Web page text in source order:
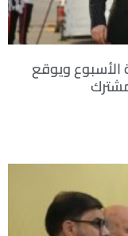
الأسبوع ويوقع